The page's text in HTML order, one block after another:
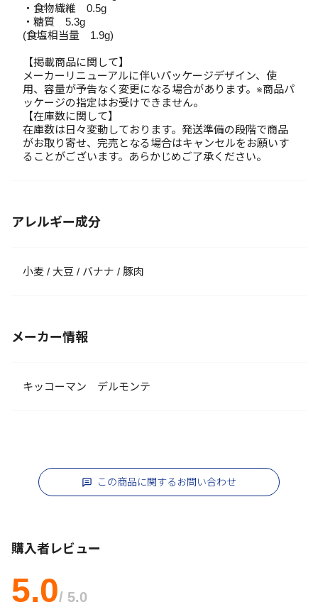
・食物繊維 0.5g
・糖質 5.3g
(食塩相当量 1.9g)
【掲載商品に関して】
メーカーリニューアルに伴いパッケージデザイン、使
用、容量が予告なく変更になる場合があります。※商品パ
ッケージの指定はお受けできません。
【在庫数に関して】
在庫数は日々変動しております。発送準備の段階で商品
がお取り寄せ、完売となる場合はキャンセルをお願いす
ることがございます。あらかじめご了承ください。
アレルギー成分
小麦 / 大豆 / バナナ / 豚肉
メーカー情報
キッコーマン デルモンテ
この商品に関するお問い合わせ
購入者レビュー
5.0/ 5.0